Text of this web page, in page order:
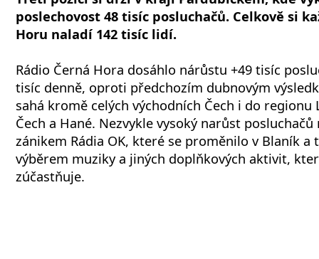
poslechovost 48 tisíc posluchačů. Celkově si
Horu naladí 142 tisíc lidí.
Rádio Černá Hora dosáhlo nárůstu +49 tisíc
tisíc denně, oproti předchozím dubnovým
sahá kromě celých východních Čech i do
Čech a Hané. Nezvykle vysoký narůst
zánikem Rádia OK, které se proměnilo v Blaník a
výběrem muziky a jiných doplňkových aktivit,
zúčastňuje.